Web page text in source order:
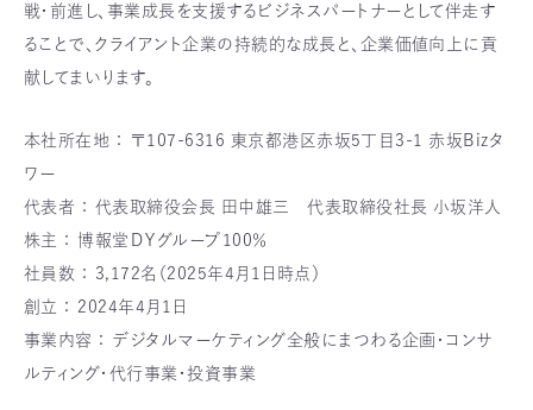
戦・前進し、事業成長を支援するビジネスパートナーとして伴走す
ることで、クライアント企業の持続的な成長と、企業価値向上に貢
献してまいります。
本社所在地 ： 〒107-6316 東京都港区赤坂5丁目3-1 赤坂Bizタ
ワー
代表者 ： 代表取締役会長 田中雄三 代表取締役社長 小坂洋人
株主 ： 博報堂ＤＹグループ100％
社員数 ： 3,172名（2025年4月1日時点）
創立 ： 2024年4月1日
事業内容 ： デジタルマーケティング全般にまつわる企画・コンサ
ルティング・代行事業・投資事業